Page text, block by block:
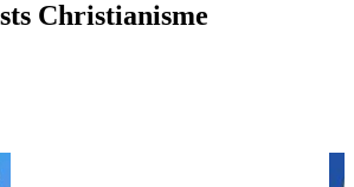
Christianisme